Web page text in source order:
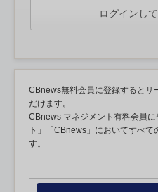
ログインし
CBnews無料会員に登録するとサ
だけます。
CBnews マネジメント有料会員
ト」「CBnews」においてすべて
す。